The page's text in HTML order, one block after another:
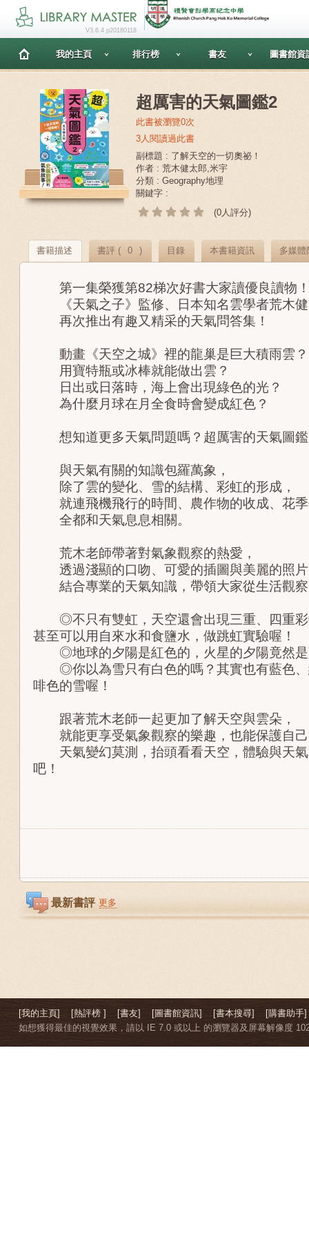
V3.6.4 p20180118
我的主頁 排行榜 書友 圖書館資
超厲害的天氣圖鑑2
此書被瀏覽0次
3人閱讀過此書
副標題 : 了解天空的一切奧祕！
作者 : 荒木健太郎,米宇
分類 : Geography地理
關鍵字 :
(0人評分)
書籍描述 書評 ( 0 ) 目錄 本書籍資訊 多媒體
第一集榮獲第82梯次好書大家讀優良讀物
《天氣之子》監修、日本知名雲學者荒木
再次推出有趣又精采的天氣問答集！
動畫《天空之城》裡的龍巢是巨大積雨雲？
用寶特瓶或冰棒就能做出雲？
日出或日落時，海上會出現綠色的光？
為什麼月球在月全食時會變成紅色？
想知道更多天氣問題嗎？超厲害的天氣圖鑑
與天氣有關的知識包羅萬象，
除了雲的變化、雪的結構、彩虹的形成，
就連飛機飛行的時間、農作物的收成、花
全都和天氣息息相關。
荒木老師帶著對氣象觀察的熱愛，
透過淺顯的口吻、可愛的插圖與美麗的照
結合專業的天氣知識，帶領大家從生活觀
◎不只有雙虹，天空還會出現三重、四重彩
甚至可以用自來水和食鹽水，做跳虹實驗喔！
◎地球的夕陽是紅色的，火星的夕陽竟然是
◎你以為雪只有白色的嗎？其實也有藍色、
啡色的雪喔！
跟著荒木老師一起更加了解天空與雲朵，
就能更享受氣象觀察的樂趣，也能保護自己
天氣變幻莫測，抬頭看看天空，體驗與天氣
吧！
最新書評 更多
[我的主頁] [熱評榜 ] [書友] [圖書館資訊] [書本搜尋]
[購書助手]
如想獲得最佳的視覺效果，請以 IE 7.0 或以上 的瀏覽器及屏幕解像度